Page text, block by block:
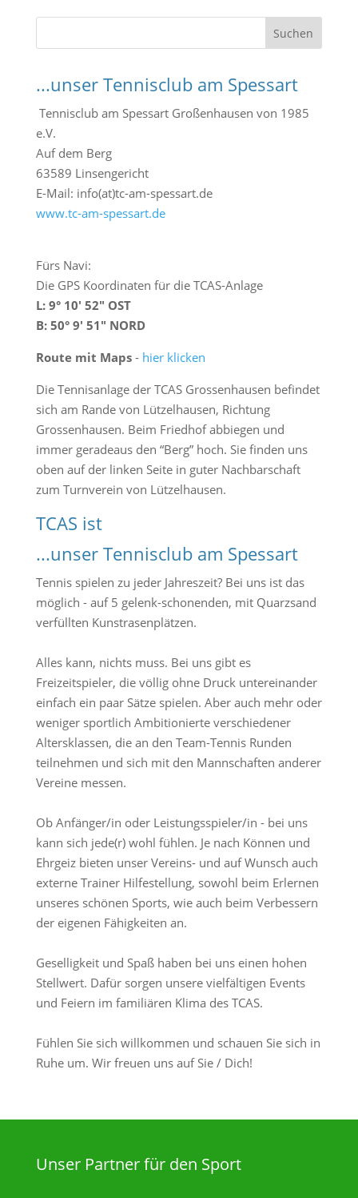
u
h
e
Suchen
...unser Tennisclub am Spessart
Tennisclub am Spessart Großenhausen von 1985
e.V.
Auf dem Berg
63589 Linsengericht
E-Mail: info(at)tc-am-spessart.de
www.tc-am-spessart.de
Fürs Navi:
Die GPS Koordinaten für die TCAS-Anlage
L: 9° 10′ 52″ OST
B: 50° 9′ 51″ NORD
Route mit Maps- hier klicken
Die Tennisanlage der TCAS Grossenhausen befindet
sich am Rande von Lützelhausen, Richtung
Grossenhausen. Beim Friedhof abbiegen und
immer geradeaus den “Berg” hoch. Sie finden uns
oben auf der linken Seite in guter Nachbarschaft
zum Turnverein von Lützelhausen.
TCAS ist
...unser Tennisclub am Spessart
Tennis spielen zu jeder Jahreszeit? Bei uns ist das
möglich - auf 5 gelenk-schonenden, mit Quarzsand
verfüllten Kunstrasenplätzen.
Alles kann, nichts muss. Bei uns gibt es
Freizeitspieler, die völlig ohne Druck untereinander
einfach ein paar Sätze spielen. Aber auch mehr oder
weniger sportlich Ambitionierte verschiedener
Altersklassen, die an den Team-Tennis Runden
teilnehmen und sich mit den Mannschaften anderer
Vereine messen.
Ob Anfänger/in oder Leistungsspieler/in - bei uns
kann sich jede(r) wohl fühlen. Je nach Können und
Ehrgeiz bieten unser Vereins- und auf Wunsch auch
externe Trainer Hilfestellung, sowohl beim Erlernen
unseres schönen Sports, wie auch beim Verbessern
der eigenen Fähigkeiten an.
Geselligkeit und Spaß haben bei uns einen hohen
Stellwert. Dafür sorgen unsere vielfältigen Events
und Feiern im familiären Klima des TCAS.
Fühlen Sie sich willkommen und schauen Sie sich in
Ruhe um. Wir freuen uns auf Sie / Dich!
Unser Partner für den Sport